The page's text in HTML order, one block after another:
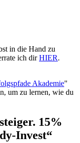
in die Hand zu
ich dirHIER.
Akademie"
um zu lernen, wie du
15%
Invest“